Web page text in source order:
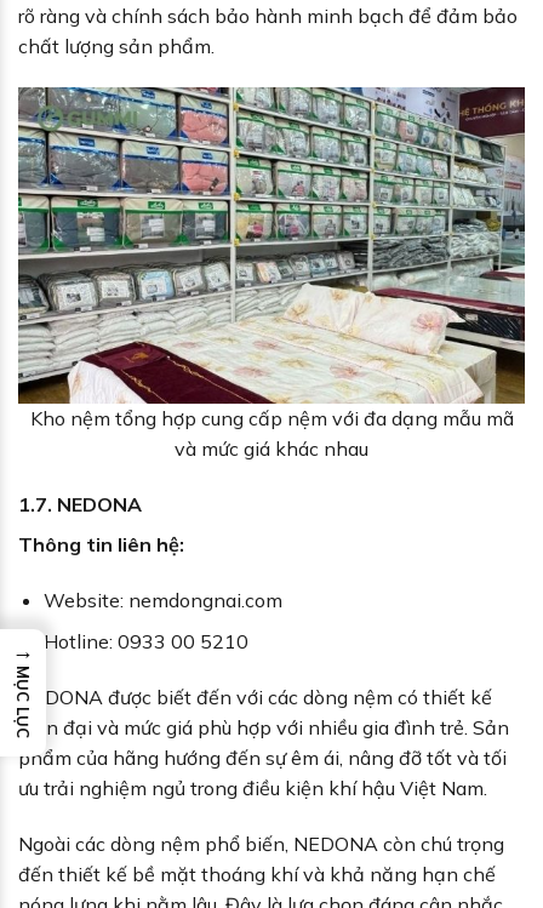
rõ ràng và chính sách bảo hành minh bạch để đảm bảo
chất lượng sản phẩm.
Kho nệm tổng hợp cung cấp nệm với đa dạng mẫu mã
và mức giá khác nhau
1.7. NEDONA
Thông tin liên hệ:
Website: nemdongnai.com
Hotline: 0933 00 5210
NEDONA được biết đến với các dòng nệm có thiết kế
hiện đại và mức giá phù hợp với nhiều gia đình trẻ. Sản
phẩm của hãng hướng đến sự êm ái, nâng đỡ tốt và tối
ưu trải nghiệm ngủ trong điều kiện khí hậu Việt Nam.
Ngoài các dòng nệm phổ biến, NEDONA còn chú trọng
đến thiết kế bề mặt thoáng khí và khả năng hạn chế
→
MỤC LỤC